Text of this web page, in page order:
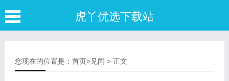
虎丫优选下载站
您现在的位置是： 首页>见闻 > 正文